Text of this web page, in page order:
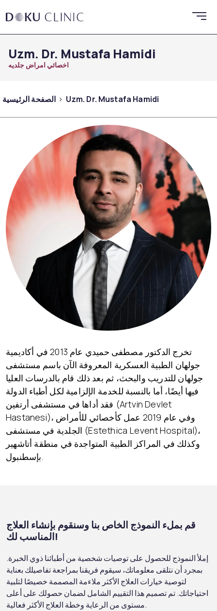
Uzm. Dr. Mustafa Hamidi
اخصائي امراض جلديه
الصفحة الرئيسية Uzm. Dr. Mustafa Hamidi
تخرج الدكتور مصطفى حميدي عام 2013 في أكاديمية
جولهان الطبية العسكرية المعروفة الآن باسم مستشفى
جولهان للتدريب والبحث، ثم بعد ذلك قام بالدرسات العليا
فيها أيضًا، أما بالنسبة للخدمة الإلزامية لكل أطباء الدولة
فقد أداها في مستشفى أرتفين (Artvin Devlet
Hastanesi)، وفي عام 2019 عمل كأخصائي للأمراض
الجلدية في مستشفى (Estethica Levent Hospital)،
وكذلك في المراكز الطبية المتواجدة في منطقة أتاشهير
بإسطنبول.
قم بملء النموذج الخاص بنا وسنقوم بإنشاء العلاج
المناسب لك!
إملأ النموذج للحصول على توصيات شخصية من أطبائنا ذوي الخبرة.
بمجرد أن نتلقى معلوماتك، سيقوم فريقنا بمراجعة تفاصيلك بعناية
لتوصية خيارات العلاج الأكثر ملاءمة المصممة خصيصًا لتلبية
احتياجاتك. تم تصميم هذا التقييم الشامل لضمان حصولك على أعلى
مستوى من الرعاية وخطة العلاج الأكثر فعالية.